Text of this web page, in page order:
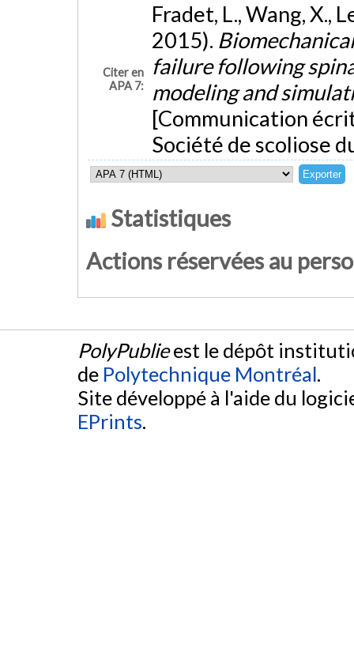
Citer en
APA 7:
Fradet, L., Wang, X.,
2015).
failure following
modeling and
[Communication
Société de scoliose
Statistiques
Actions réservées au
PolyPublieest le dépôt
de Polytechnique Montréal.
Site développé à l'aide du
EPrints.